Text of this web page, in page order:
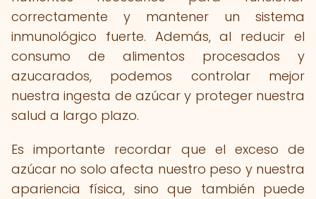
correctamente y mantener un sistema
inmunológico fuerte. Además, al reducir el
consumo de alimentos procesados y
azucarados, podemos controlar mejor
nuestra ingesta de azúcar y proteger nuestra
salud a largo plazo.
Es importante recordar que el exceso de
azúcar no solo afecta nuestro peso y nuestra
apariencia física, sino que también puede